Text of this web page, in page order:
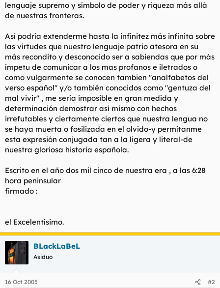
lenguaje supremo y símbolo de poder y riqueza más allá
de nuestras fronteras.
Así podría extenderme hasta la infinitez más infinita sobre
las virtudes que nuestro lenguaje patrio atesora en su
más recondito y desconocido ser a sabiendas que por más
ímpetu de comunicar a los mas profanos e iletrados o
como vulgarmente se conocen tambien "analfabetos del
verso español" y/o también conocidos como "gentuza del
mal vivir" , me sería imposible en gran medida y
determinación demostrar así mismo con hechos
irrefutables y ciertamente ciertos que nuestra lengua no
se haya muerta o fosilizada en el olvido-y permítanme
esta expresión conjugada tan a la ligera y literal-de
nuestra gloriosa historia española.
Escrito en el año dos mil cinco de nuestra era , a las 6:28
hora peninsular
firmado :
el Excelentísimo.
BLackLaBeL
Asiduo
16 Oct 2005 #2